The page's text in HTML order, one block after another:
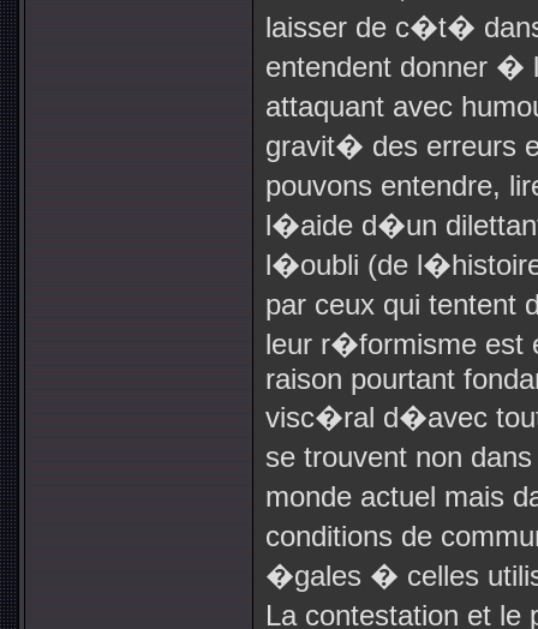
laisser de c�t�
entendent donner �
attaquant avec
gravit� des erreurs
pouvons entendre,
l�aide d�un
l�oubli (de
par ceux qui
leur r�formisme
raison pourtant
visc�ral d�avec
se trouvent non
monde actuel mais
conditions de
�gales � celles
La contestation et